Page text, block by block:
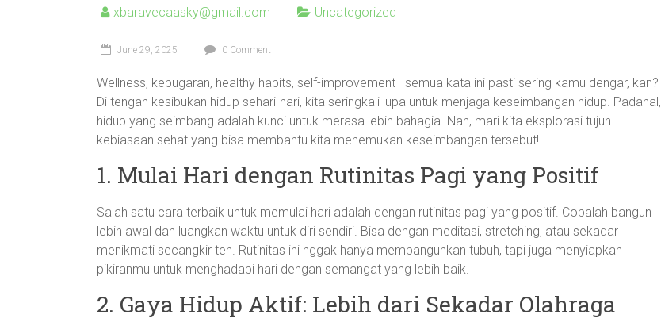
xbaravecaasky@gmail.com Uncategorized
June 29, 2025 0 Comment
Wellness, kebugaran, healthy habits, self-improvement—semua kata ini pasti sering kamu dengar, kan?
Di tengah kesibukan hidup sehari-hari, kita seringkali lupa untuk menjaga keseimbangan hidup. Padahal,
hidup yang seimbang adalah kunci untuk merasa lebih bahagia. Nah, mari kita eksplorasi tujuh
kebiasaan sehat yang bisa membantu kita menemukan keseimbangan tersebut!
1. Mulai Hari dengan Rutinitas Pagi yang Positif
Salah satu cara terbaik untuk memulai hari adalah dengan rutinitas pagi yang positif. Cobalah bangun
lebih awal dan luangkan waktu untuk diri sendiri. Bisa dengan meditasi, stretching, atau sekadar
menikmati secangkir teh. Rutinitas ini nggak hanya membangunkan tubuh, tapi juga menyiapkan
pikiranmu untuk menghadapi hari dengan semangat yang lebih baik.
2. Gaya Hidup Aktif: Lebih dari Sekadar Olahraga